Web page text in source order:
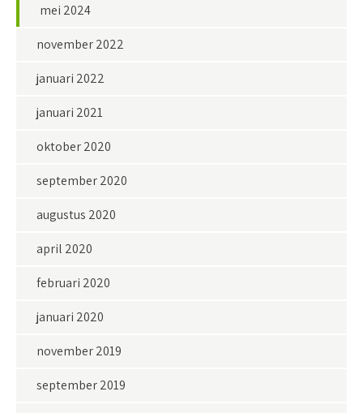
mei 2024
november 2022
januari 2022
januari 2021
oktober 2020
september 2020
augustus 2020
april 2020
februari 2020
januari 2020
november 2019
september 2019